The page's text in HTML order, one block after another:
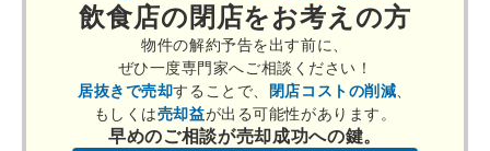
飲食店の閉店をお考えの方
物件の解約予告を出す前に、
ぜひ一度専門家へご相談ください！
居抜きで売却することで、 閉店コストの削減
もしくは売却益が出る可能性があります。
早めのご相談が売却成功への鍵。